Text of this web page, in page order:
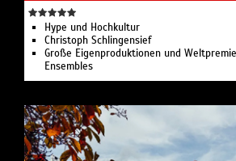
Hype und Hochkultur
Christoph Schlingensief
Große Eigenproduktionen und
Ensembles